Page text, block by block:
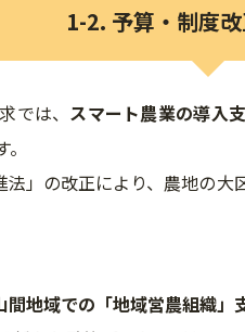
1-2. 予算・制度
では、 スマート農業の導入
法」の改正により、農地の
間地域での「地域営農組織」